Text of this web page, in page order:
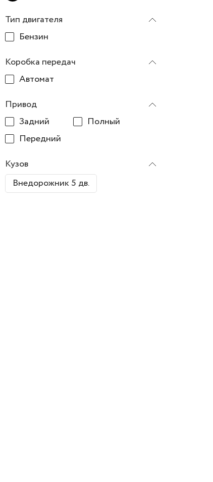
Тип двигателя
Бензин
Коробка передач
Автомат
Привод
Задний
Полный
Передний
Кузов
Внедорожник 5 дв.